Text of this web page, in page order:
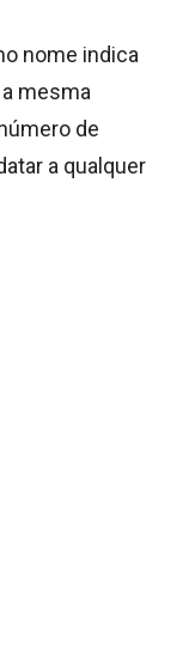
nome indica
mesma
de
a qualquer